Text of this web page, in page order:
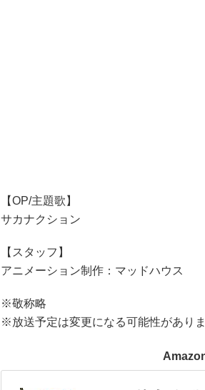
【OP/主題歌】
サカナクション
【スタッフ】
アニメーション制作：マッドハウス
※敬称略
※放送予定は変更になる可能性があり